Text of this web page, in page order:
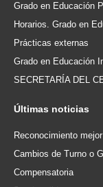
Grado en Educación
Horarios. Grado en
Prácticas externas
Grado en Educación
SECRETARÍA DEL
Últimas noticias
Reconocimiento
Cambios de Turno o
Compensatoria